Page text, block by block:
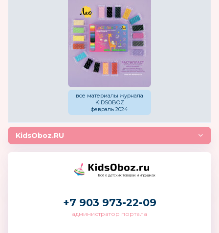
все материалы журнала
KIDSOBOZ
февраль 2024
KidsOboz.RU
Всё о детских товарах и игрушках
+7 903 973-22-09
администратор портала